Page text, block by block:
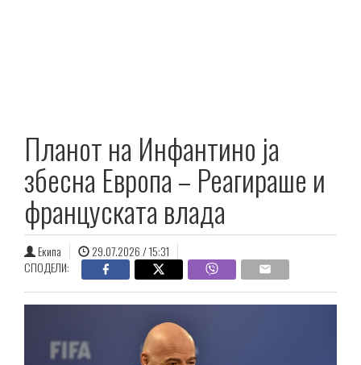
Планот на Инфантино ја
збесна Европа – Реагираше и
француската влада
Екипа
29.07.2026 / 15:31
СПОДЕЛИ: